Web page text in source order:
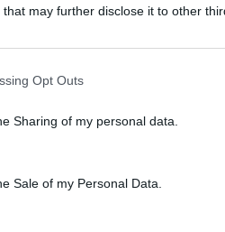
that may further disclose it to other
Opt Outs
Sharing of my personal data.
Sale of my Personal Data.